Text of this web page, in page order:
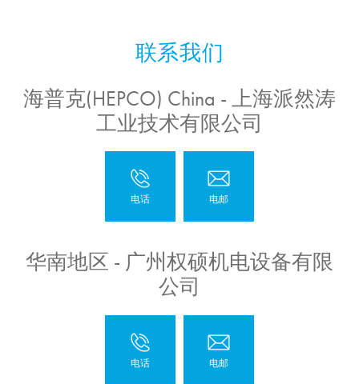
海普克(HEPCO) China - 上海派然涛
工业技术有限公司
华南地区 - 广州权硕机电设备有限
公司